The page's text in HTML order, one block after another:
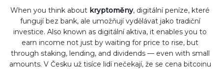
When you think about kryptoměny, digitální peníze, které
fungují bez bank, ale umožňují vydělávat jako tradiční
investice. Also known as digitální aktiva, it enables you to
earn income not just by waiting for price to rise, but
through staking, lending, and dividends — even with small
amounts. V Česku už tisíce lidí nečekají, že se cena bitcoinu